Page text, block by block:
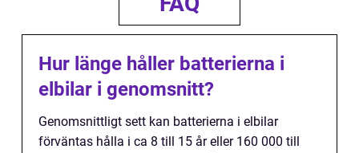
Hur länge håller batterierna i
elbilar i genomsnitt?
Genomsnittligt sett kan batterierna i elbilar
förväntas hålla i ca 8 till 15 år eller 160 000 till